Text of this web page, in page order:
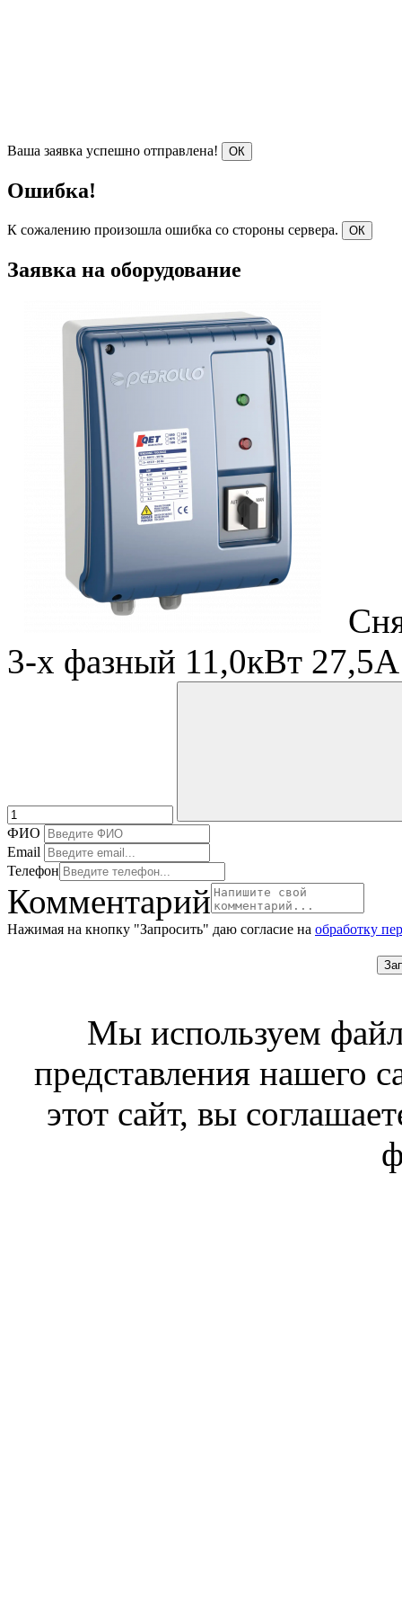
Ваша заявка успешно отправлена! ОК
Ошибка!
К сожалению произошла ошибка со стороны сервера. ОК
Заявка на оборудование
3-х фазный 11,0кВт 27,5А
ФИО
Email
Телефон
Комментарий
Нажимая на кнопку "Запросить" даю согласие на обработку
Мы используем
представления нашего
этот сайт, вы